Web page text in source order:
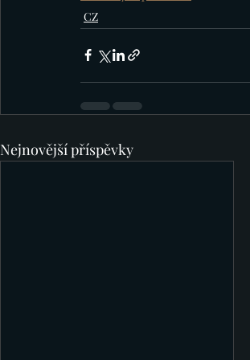
CZ
Nejnovější příspěvky